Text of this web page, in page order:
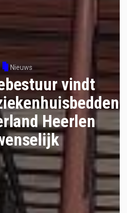
Nieuws
vindt
Heerlen